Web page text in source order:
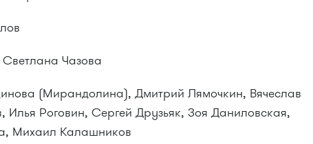
Чазова
(Мирандолина), Дмитрий Лямочкин, Вячеслав
Илья Роговин, Сергей Друзьяк, Зоя Даниловская,
Михаил Калашников